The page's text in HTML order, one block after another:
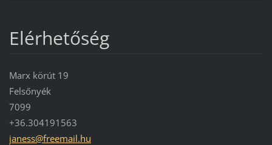
Elérhetőség
Marx körút 19
Felsőnyék
7099
+36.304191563
janess@freemail.hu